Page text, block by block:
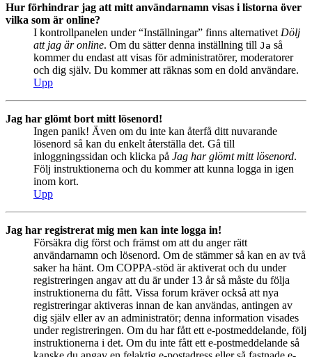
Hur förhindrar jag att mitt användarnamn visas i listorna över
vilka som är online?
I kontrollpanelen under “Inställningar” finns alternativet Dölj
att jag är online. Om du sätter denna inställning till Ja så
kommer du endast att visas för administratörer, moderatorer
och dig själv. Du kommer att räknas som en dold användare.
Upp
Jag har glömt bort mitt lösenord!
Ingen panik! Även om du inte kan återfå ditt nuvarande
lösenord så kan du enkelt återställa det. Gå till
inloggningssidan och klicka på Jag har glömt mitt lösenord.
Följ instruktionerna och du kommer att kunna logga in igen
inom kort.
Upp
Jag har registrerat mig men kan inte logga in!
Försäkra dig först och främst om att du anger rätt
användarnamn och lösenord. Om de stämmer så kan en av två
saker ha hänt. Om COPPA-stöd är aktiverat och du under
registreringen angav att du är under 13 år så måste du följa
instruktionerna du fått. Vissa forum kräver också att nya
registreringar aktiveras innan de kan användas, antingen av
dig själv eller av an administratör; denna information visades
under registreringen. Om du har fått ett e-postmeddelande, följ
instruktionerna i det. Om du inte fått ett e-postmeddelande så